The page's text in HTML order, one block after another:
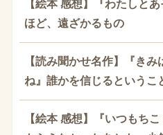
【絵本 感想】『わたしと
ほど、遠ざかるもの
【読み聞かせ名作】『き
ね』誰かを信じるというこ
【絵本 感想】『いつもち